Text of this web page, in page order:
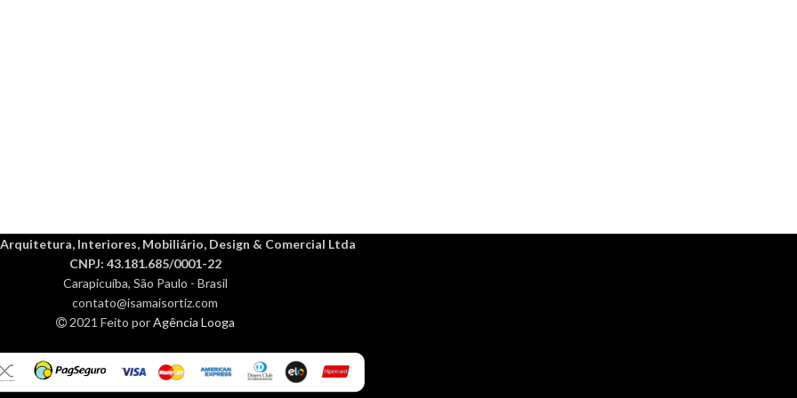
Interiores, Mobiliário, Design & Comercial Ltda
CNPJ: 43.181.685/0001-22
Carapicuíba, São Paulo - Brasil
contato@isamaisortiz.com
2021 Feito porAgência Looga